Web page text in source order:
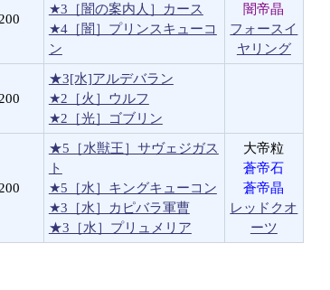
200
★3［闇の案内人］カース
★4［闇］プリンスキューコ
ン
闇帝晶
フォースイ
ヤリング
200
★3[水]アルデバラン
★2［火］ウルフ
★2［光］ゴブリン
200
★5［水獣王］サヴェジガス
ト
★5［水］キングキューコン
★3［水］カピバラ軍曹
★3［水］プリュメリア
大帝粒
蒼帝石
蒼帝晶
レッドクオ
ーツ